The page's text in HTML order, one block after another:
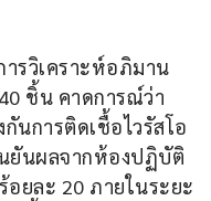
รวิเคราะห์อภิมาน
ชิ้น คาดการณ์ว่า
นการติดเชื้อไวรัสโอ
ยันผลจากห้องปฏิบัติ
อยละ 20 ภายในระยะ